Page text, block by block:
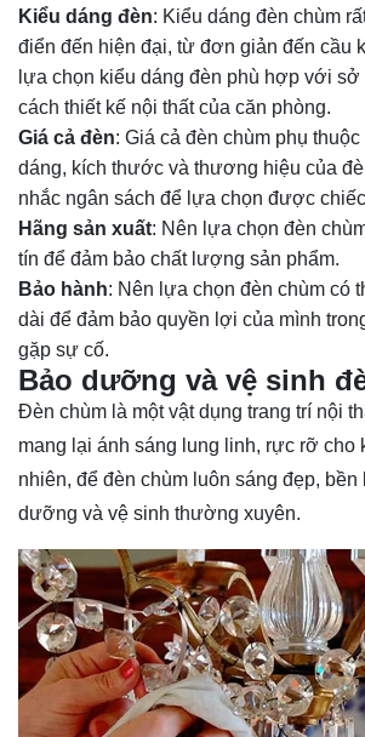
Kiểu dáng đèn: Kiểu dáng đèn chùm
điển đến hiện đại, từ đơn giản đến cầu
lựa chọn kiểu dáng đèn phù hợp với sở
cách thiết kế nội thất của căn phòng.
Giá cả đèn: Giá cả đèn chùm phụ
dáng, kích thước và thương hiệu của
nhắc ngân sách để lựa chọn được
Hãng sản xuất: Nên lựa chọn đèn
tín để đảm bảo chất lượng sản phẩm.
Bảo hành: Nên lựa chọn đèn chùm có
dài để đảm bảo quyền lợi của mình
gặp sự cố.
Bảo dưỡng và vệ sinh
Đèn chùm là một vật dụng trang trí nội
mang lại ánh sáng lung linh, rực rỡ cho
nhiên, để đèn chùm luôn sáng đẹp,
dưỡng và vệ sinh thường xuyên.